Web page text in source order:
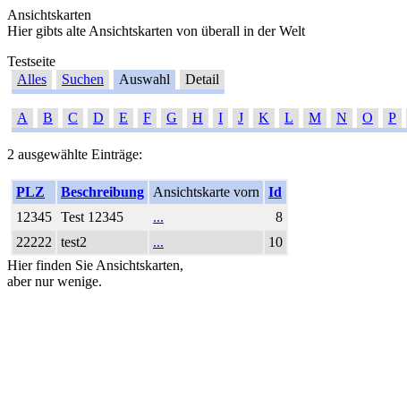
Ansichtskarten
Hier gibts alte Ansichtskarten von überall in der Welt
Testseite
Alles
Suchen Auswahl Detail
A B C D E F G H I J K L M N O P
2 ausgewählte Einträge:
PLZ Beschreibung Ansichtskarte vorn
Id
12345 Test 12345 ...
8
22222
test2 ...
10
Hier finden Sie Ansichtskarten,
aber nur wenige.